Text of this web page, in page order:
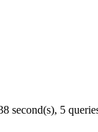
second(s), 5